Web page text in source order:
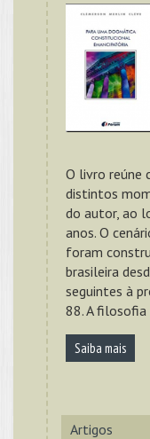
O livro reúne
distintos
do autor, ao
anos. O
foram
brasileira
seguintes à
88. A
Saiba mais
Artigos